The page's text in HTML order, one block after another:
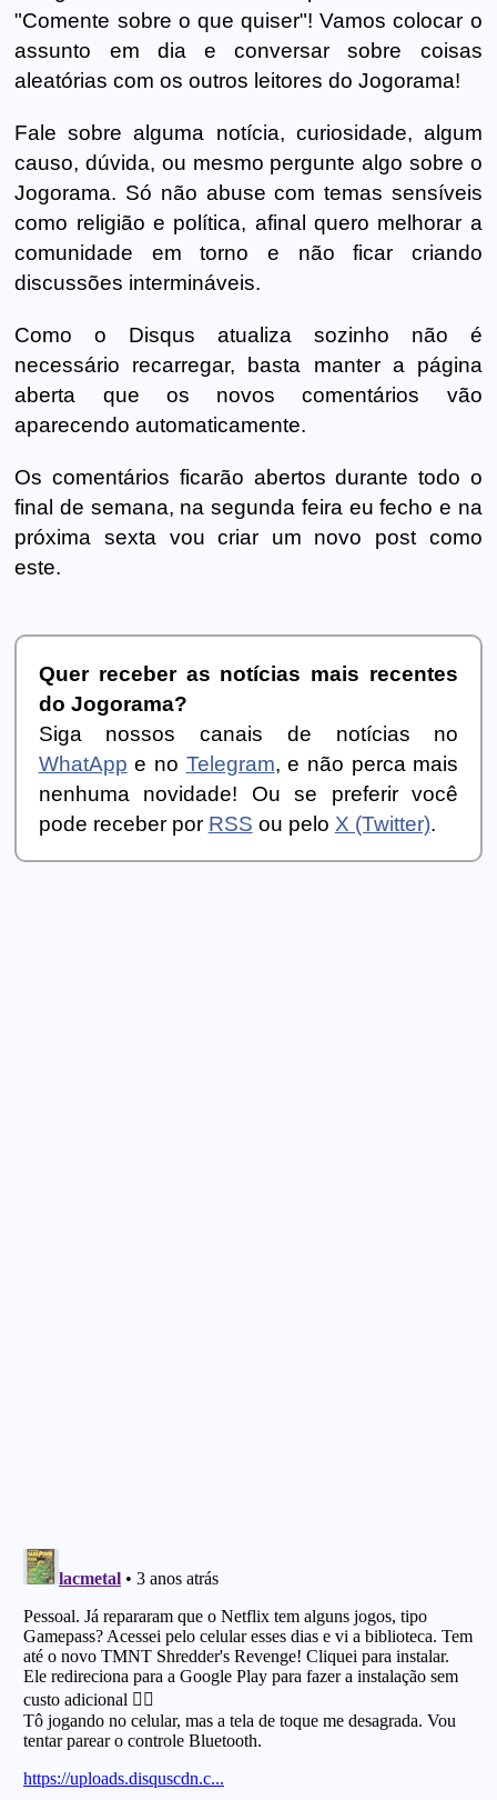
"Comente sobre o que quiser"! Vamos colocar o
assunto em dia e conversar sobre coisas
aleatórias com os outros leitores do Jogorama!
Fale sobre alguma notícia, curiosidade, algum
causo, dúvida, ou mesmo pergunte algo sobre o
Jogorama. Só não abuse com temas sensíveis
como religião e política, afinal quero melhorar a
comunidade em torno e não ficar criando
discussões intermináveis.
Como o Disqus atualiza sozinho não é
necessário recarregar, basta manter a página
aberta que os novos comentários vão
aparecendo automaticamente.
Os comentários ficarão abertos durante todo o
final de semana, na segunda feira eu fecho e na
próxima sexta vou criar um novo post como
este.
Quer receber as notícias mais recentes
do Jogorama?
Siga nossos canais de notícias no
WhatApp e no Telegram, e não perca mais
nenhuma novidade! Ou se preferir você
pode receber por RSS ou pelo X (Twitter).